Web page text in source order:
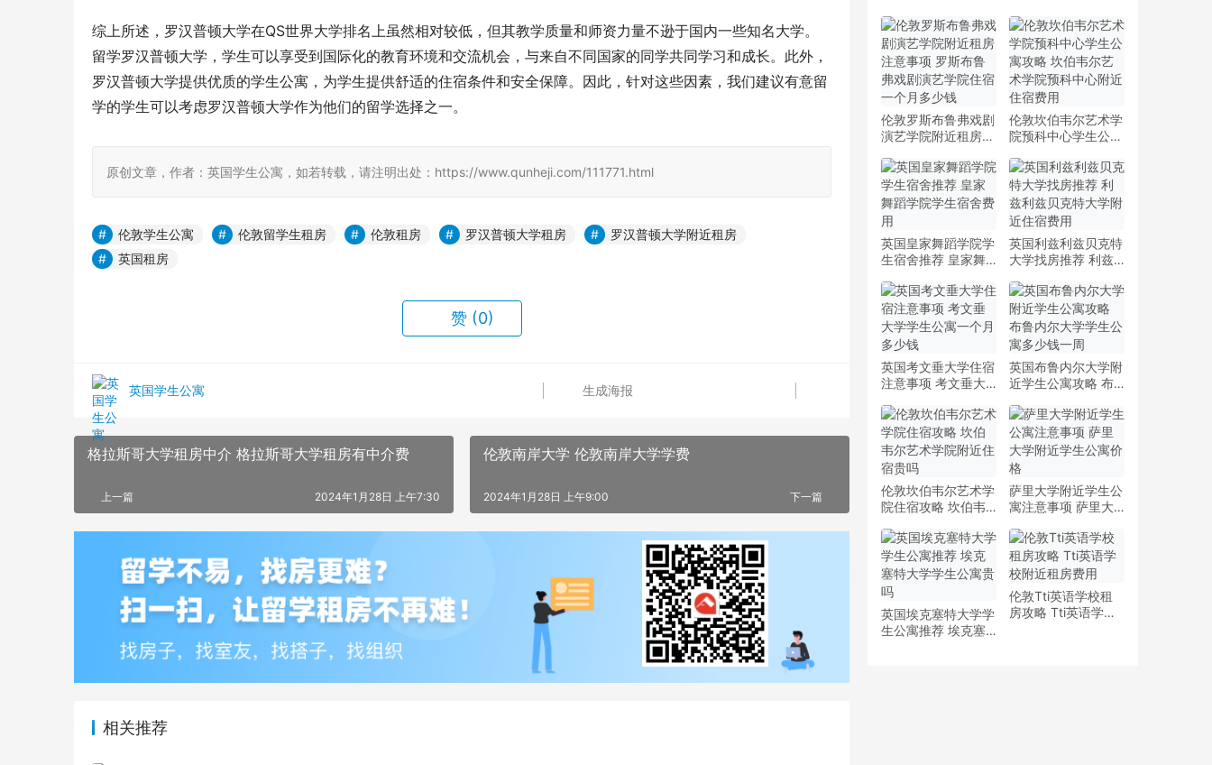
综上所述，罗汉普顿大学在QS世界大学排名上虽然相对较低，但其教学质量和师资力量不逊于国内一些知名大学。
留学罗汉普顿大学，学生可以享受到国际化的教育环境和交流机会，与来自不同国家的同学共同学习和成长。此外，
罗汉普顿大学提供优质的学生公寓，为学生提供舒适的住宿条件和安全保障。因此，针对这些因素，我们建议有意留
学的学生可以考虑罗汉普顿大学作为他们的留学选择之一。
原创文章，作者：英国学生公寓，如若转载，请注明出处：https://www.qunheji.com/111771.html
伦敦学生公寓 伦敦留学生租房 伦敦租房 罗汉普顿大学租房
罗汉普顿大学附近租房
英国租房
赞 (0)
英国学生公寓 生成海报
格拉斯哥大学租房中介 格拉斯哥大学租房有中介费
上一篇 2024年1月28日 上午7:30
伦敦南岸大学 伦敦南岸大学学费
下一篇
2024年1月28日 上午9:00
相关推荐
伦敦罗斯布鲁弗戏剧
演艺学院附近租房注
戏剧演艺学院住宿一
个月多少钱
伦敦坎伯韦尔艺术学
院预科中心学生公寓
学院预科中心附近住
宿费用
英国皇家舞蹈学院学
生宿舍推荐 皇家舞
英国利兹利兹贝克特
大学找房推荐 利兹
住宿费用
英国考文垂大学住宿
注意事项 考文垂大
少钱
英国布鲁内尔大学附
近学生公寓攻略 布
多少钱一周
伦敦坎伯韦尔艺术学
院住宿攻略 坎伯韦
贵吗
萨里大学附近学生公
寓注意事项 萨里大
英国埃克塞特大学学
生公寓推荐 埃克塞
伦敦Tti英语学校租
房攻略 Tti英语学校